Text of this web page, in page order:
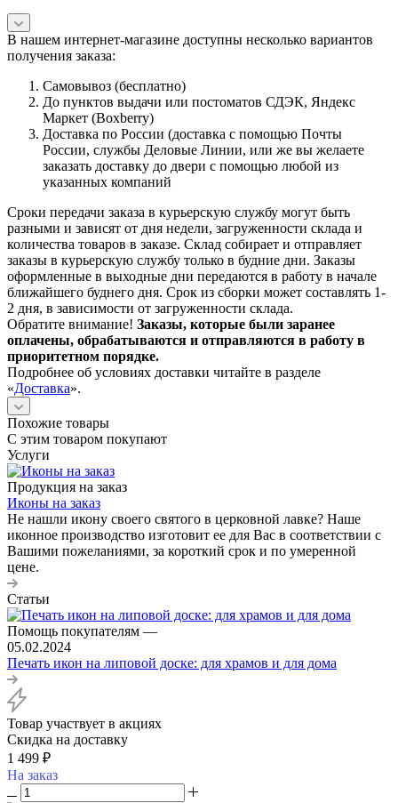
В нашем интернет-магазине доступны несколько вариантов
получения заказа:
Самовывоз (бесплатно)
До пунктов выдачи или постоматов СДЭК, Яндекс
Маркет (Boxberry)
Доставка по России (доставка с помощью Почты
России, службы Деловые Линии, или же вы желаете
заказать доставку до двери с помощью любой из
указанных компаний
Сроки передачи заказа в курьерскую службу могут быть
разными и зависят от дня недели, загруженности склада и
количества товаров в заказе. Склад собирает и отправляет
заказы в курьерскую службу только в будние дни. Заказы
оформленные в выходные дни передаются в работу в начале
ближайшего буднего дня. Срок из сборки может составлять 1-
2 дня, в зависимости от загруженности склада.
Обратите внимание! Заказы, которые были заранее
оплачены, обрабатываются и отправляются в работу в
приоритетном порядке.
Подробнее об условиях доставки читайте в разделе
«Доставка».
Похожие товары
С этим товаром покупают
Услуги
Продукция на заказ
Иконы на заказ
Не нашли икону своего святого в церковной лавке? Наше
иконное производство изготовит ее для Вас в соответствии с
Вашими пожеланиями, за короткий срок и по умеренной
цене.
Статьи
Помощь покупателям —
05.02.2024
Печать икон на липовой доске: для храмов и для дома
Товар участвует в акциях
Скидка на доставку
1 499 ₽
На заказ